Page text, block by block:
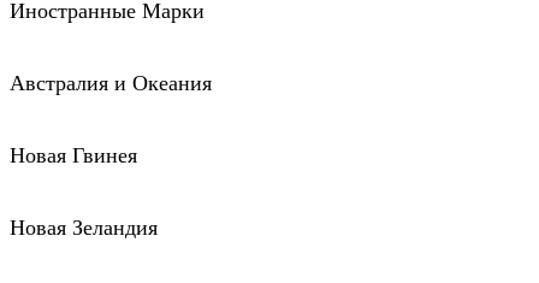
Иностранные Марки
Австралия и Океания
Новая Гвинея
Новая Зеландия